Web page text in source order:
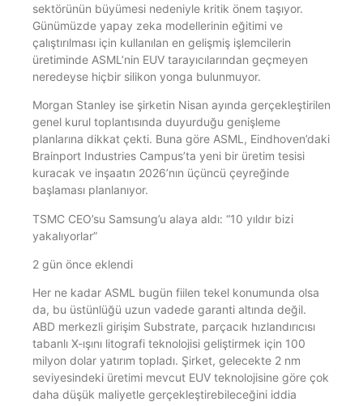
sektörünün büyümesi nedeniyle kritik önem taşıyor.
Günümüzde yapay zeka modellerinin eğitimi ve
çalıştırılması için kullanılan en gelişmiş işlemcilerin
üretiminde ASML’nin EUV tarayıcılarından geçmeyen
neredeyse hiçbir silikon yonga bulunmuyor.
Morgan Stanley ise şirketin Nisan ayında gerçekleştirilen
genel kurul toplantısında duyurduğu genişleme
planlarına dikkat çekti. Buna göre ASML, Eindhoven’daki
Brainport Industries Campus’ta yeni bir üretim tesisi
kuracak ve inşaatın 2026’nın üçüncü çeyreğinde
başlaması planlanıyor.
TSMC CEO’su Samsung’u alaya aldı: “10 yıldır bizi
yakalıyorlar”
2 gün önce eklendi
Her ne kadar ASML bugün fiilen tekel konumunda olsa
da, bu üstünlüğü uzun vadede garanti altında değil.
ABD merkezli girişim Substrate, parçacık hızlandırıcısı
tabanlı X-ışını litografi teknolojisi geliştirmek için 100
milyon dolar yatırım topladı. Şirket, gelecekte 2 nm
seviyesindeki üretimi mevcut EUV teknolojisine göre çok
daha düşük maliyetle gerçekleştirebileceğini iddia